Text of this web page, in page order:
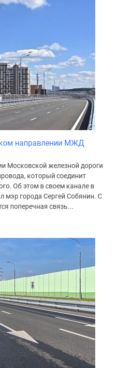
направлении МЖД
Московской железной дороги
который соединит
Об этом в своем канале в
мэр города Сергей Собянин. С
поперечная связь...